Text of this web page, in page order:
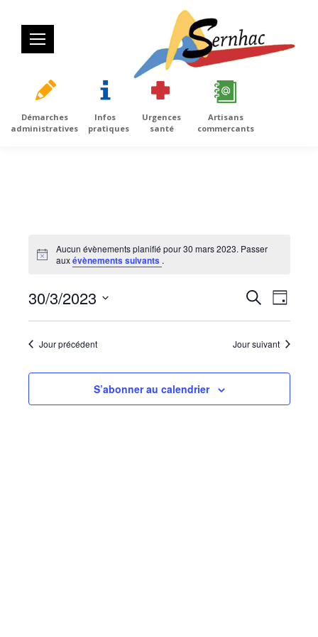
Démarches
administratives
Infos
pratiques
Urgences
santé
Artisans
commercants
Notice
Aucun évènements planifié pour 30 mars 2023. Passer
auxévènements suivants .
et
Recherche
de
vues
Jour
30/3/2023
Sélectionnez
uneJour précédent Jour suivant
S’abonner au calendrier